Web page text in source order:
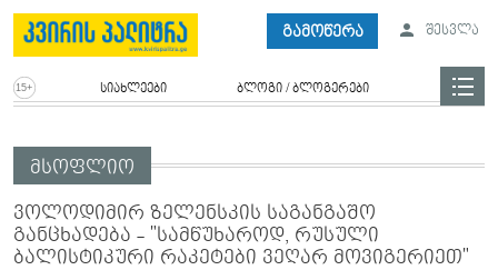
გამოწერა შესვლა
სიახლეები ბლოგი / ბლოგერები
მსოფლიო
ვოლოდიმირ ზელენსკის საგანგაშო
განცხადება - "სამწუხაროდ, რუსული
ბალისტიკური რაკეტები ვეღარ მოვიგერიეთ"